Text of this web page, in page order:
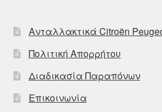
Ανταλλακτικά Citroën
Πολιτική Απορρήτου
Διαδικασία Παραπόνων
Επικοινωνία